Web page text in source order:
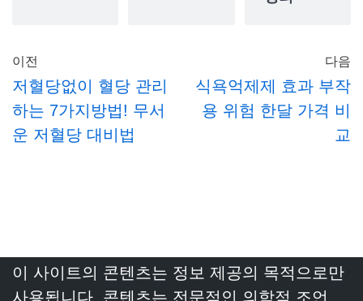
이전
저혈당없이 혈당 관리
하는 7가지방법! 무서
운 저혈당 대비법
다음
식욕억제제 효과 부작
용 위험 한달 가격 비
교
이 사이트의 콘텐츠는 정보 제공의 목적으로만
사용됩니다. 콘텐츠는 전문적인 의학적 조언,